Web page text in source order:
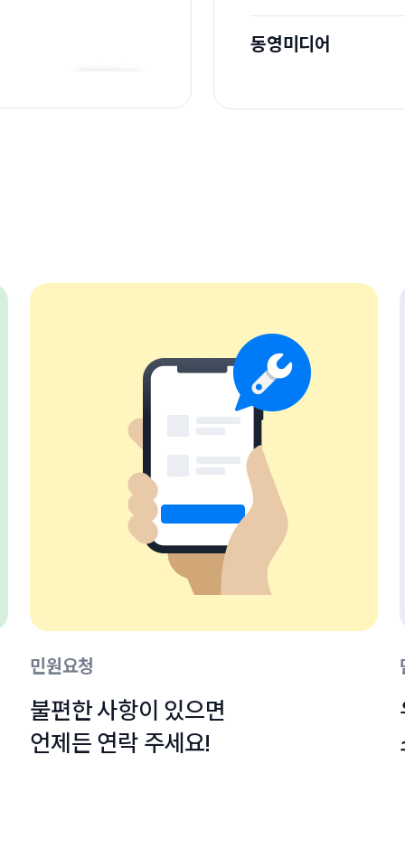
동영미디어
민원요청
불편한 사항이 있으면
언제든 연락 주세요!